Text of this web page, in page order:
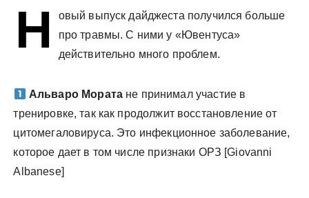
Н
овый выпуск дайджеста получился больше
про травмы. С ними у «Ювентуса»
действительно много проблем.
Альваро Моратане принимал участие в
тренировке, так как продолжит восстановление от
цитомегаловируса. Это инфекционное заболевание,
которое дает в том числе признаки ОРЗ [Giovanni
Albanese]